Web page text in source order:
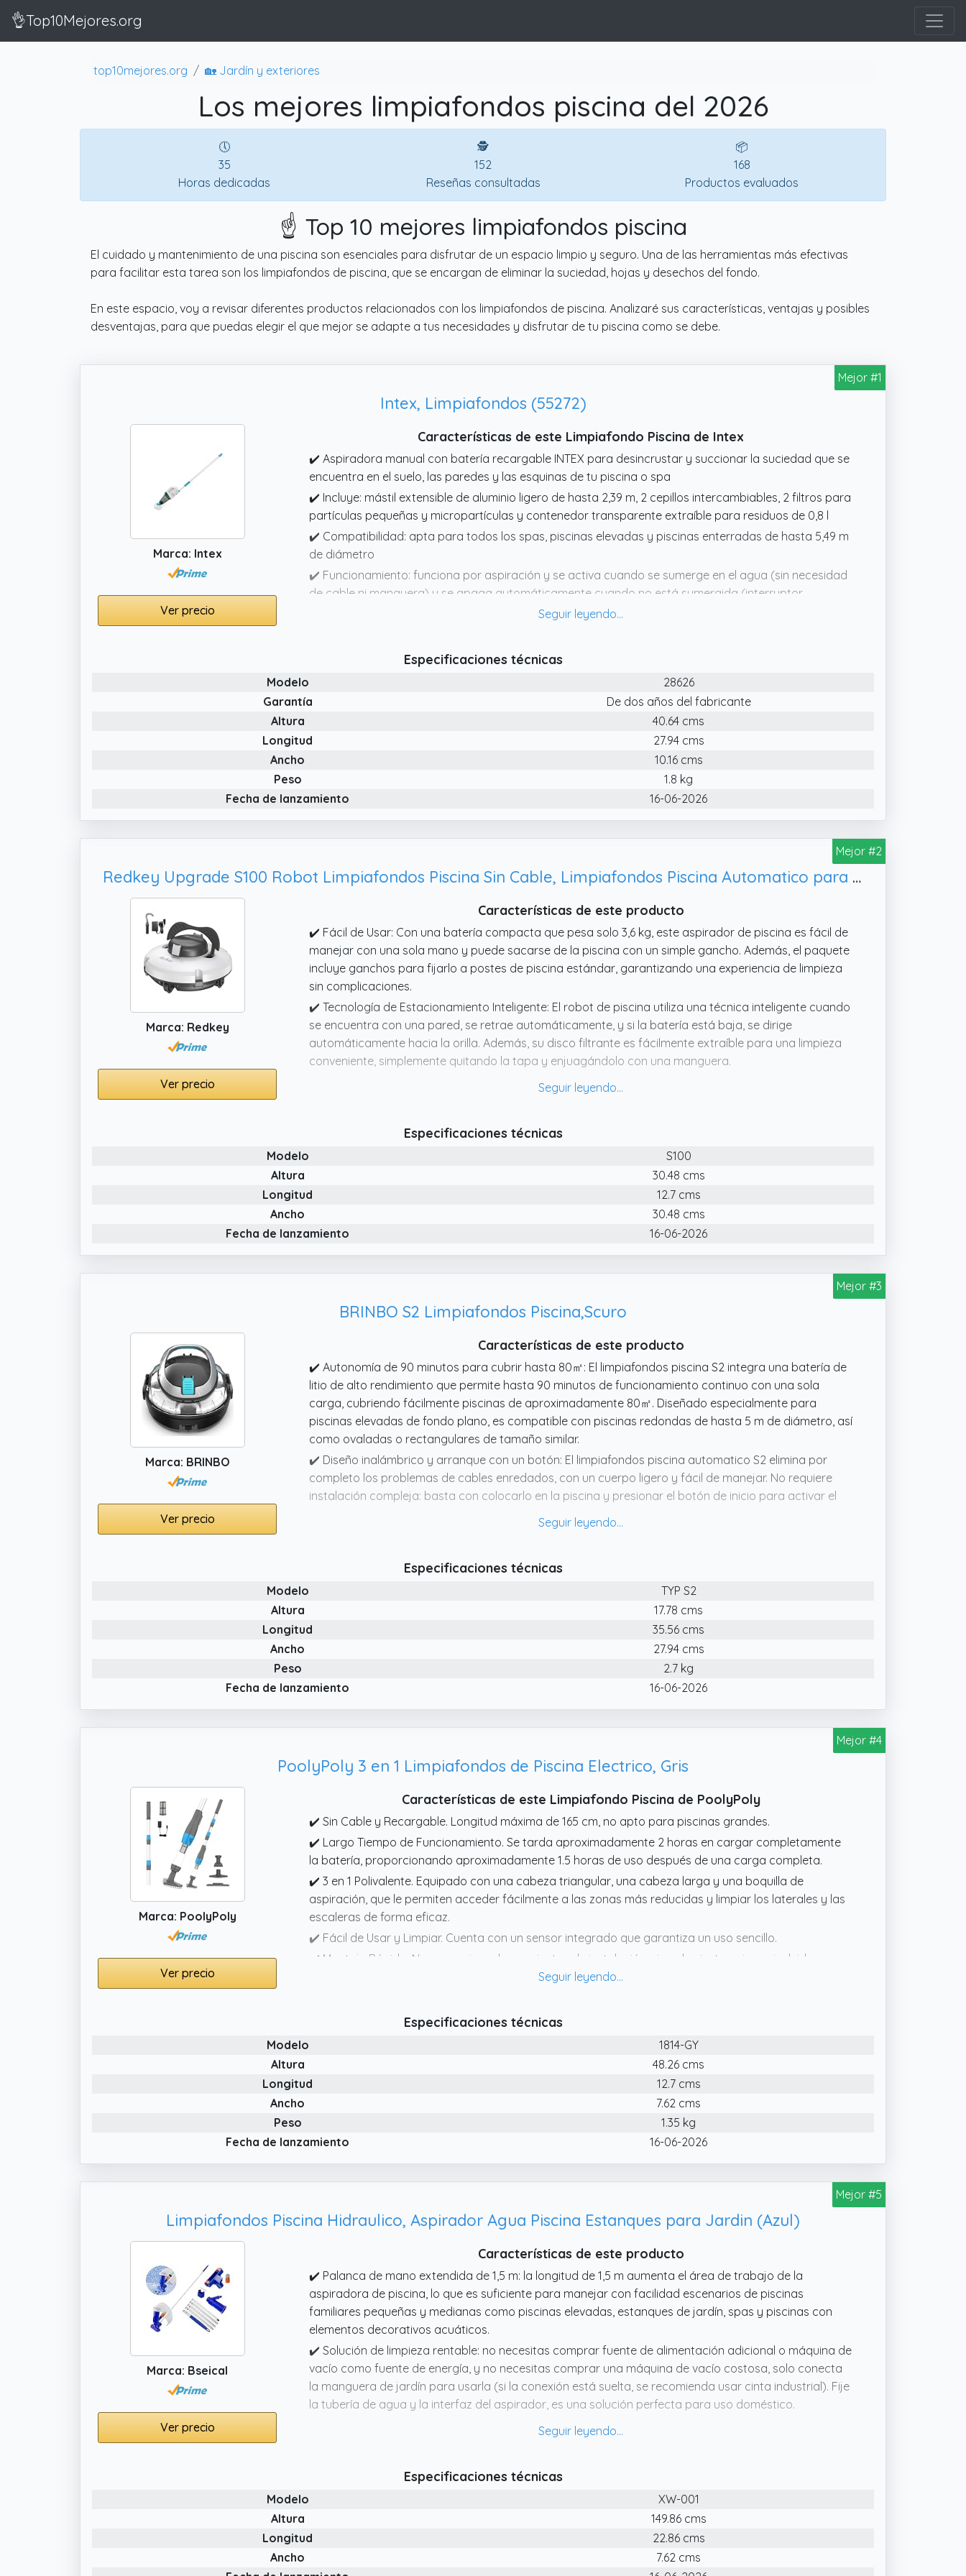
👌Top10Mejores.org
top10mejores.org 🏡 Jardín y exteriores
Los mejores limpiafondos piscina del 2026
🕔
35
Horas dedicadas
🕵
152
Reseñas consultadas
📦
168
Productos evaluados
☝️ Top 10 mejores limpiafondos piscina
El cuidado y mantenimiento de una piscina son esenciales para disfrutar de un espacio limpio y seguro. Una de las herramientas más efectivas
para facilitar esta tarea son los limpiafondos de piscina, que se encargan de eliminar la suciedad, hojas y desechos del fondo.
En este espacio, voy a revisar diferentes productos relacionados con los limpiafondos de piscina. Analizaré sus características, ventajas y posibles
desventajas, para que puedas elegir el que mejor se adapte a tus necesidades y disfrutar de tu piscina como se debe.
Mejor #1
Intex, Limpiafondos (55272)
Marca: Intex
Ver precio
Características de este Limpiafondo Piscina de Intex
✔️ Aspiradora manual con batería recargable INTEX para desincrustar y succionar la suciedad que se
encuentra en el suelo, las paredes y las esquinas de tu piscina o spa
✔️ Incluye: mástil extensible de aluminio ligero de hasta 2,39 m, 2 cepillos intercambiables, 2 filtros para
partículas pequeñas y micropartículas y contenedor transparente extraíble para residuos de 0,8 l
✔️ Compatibilidad: apta para todos los spas, piscinas elevadas y piscinas enterradas de hasta 5,49 m
de diámetro
✔️ Funcionamiento: funciona por aspiración y se activa cuando se sumerge en el agua (sin necesidad
de cable ni manguera) y se apaga automáticamente cuando no está sumergida (interruptor
impermeable IPX8 para mayor protección contra la inmersión en agua)
Especificaciones técnicas
Modelo
28626
Garantía
De dos años del fabricante
Altura
40.64 cms
Longitud
27.94 cms
Ancho
10.16 cms
Peso
1.8 kg
Fecha de lanzamiento
16-06-2026
Mejor #2
Redkey Upgrade S100 Robot Limpiafondos Piscina Sin Cable, Limpiafondos Piscina Automatico para Piscinas de hasta 120㎡
Marca: Redkey
Ver precio
Características de este producto
✔️ Fácil de Usar: Con una batería compacta que pesa solo 3,6 kg, este aspirador de piscina es fácil de
manejar con una sola mano y puede sacarse de la piscina con un simple gancho. Además, el paquete
incluye ganchos para fijarlo a postes de piscina estándar, garantizando una experiencia de limpieza
sin complicaciones.
✔️ Tecnología de Estacionamiento Inteligente: El robot de piscina utiliza una técnica inteligente cuando
se encuentra con una pared, se retrae automáticamente, y si la batería está baja, se dirige
automáticamente hacia la orilla. Además, su disco filtrante es fácilmente extraíble para una limpieza
conveniente, simplemente quitando la tapa y enjuagándolo con una manguera.
✔️ 18° Capacidad de Escalada & 200 Min de Autonomía Continua: Robot limpiafondos ideal con
poliéster) y formas (redondas, rectangulares u ovaladas).
✔️ Robot de Piscina Inalámbrico: Redkey limpiador de piscina ofrece una experiencia sin cables
gracias a su batería de larga duración, permitiendo un funcionamiento ininterrumpido de hasta 200
minutos con una carga completa de solo 34 horas. Con solo pulsar un botón, el limpiador totalmente
automático garantiza una limpieza impecable, manteniendo su piscina siempre reluciente.
✔️ Limpieza Eficiente: Equipado con tracción de dos ruedas, dos limpiadores de suelo y un filtro fino
Especificaciones técnicas
Modelo
S100
Altura
30.48 cms
Longitud
12.7 cms
Ancho
30.48 cms
Fecha de lanzamiento
16-06-2026
Mejor #3
BRINBO S2 Limpiafondos Piscina,Scuro
Marca: BRINBO
Ver precio
Características de este producto
✔️ Autonomía de 90 minutos para cubrir hasta 80㎡: El limpiafondos piscina S2 integra una batería de
litio de alto rendimiento que permite hasta 90 minutos de funcionamiento continuo con una sola
carga, cubriendo fácilmente piscinas de aproximadamente 80㎡. Diseñado especialmente para
piscinas elevadas de fondo plano, es compatible con piscinas redondas de hasta 5 m de diámetro, así
como ovaladas o rectangulares de tamaño similar.
✔️ Diseño inalámbrico y arranque con un botón: El limpiafondos piscina automatico S2 elimina por
completo los problemas de cables enredados, con un cuerpo ligero y fácil de manejar. No requiere
instalación compleja: basta con colocarlo en la piscina y presionar el botón de inicio para activar el
succión que trabajan de forma coordinada para alcanzar una potente succión de hasta 1928 GPH,
absorbiendo eficazmente hojas, arena y polvo fino. Su diseño optimizado y aerodinámico reduce la
resistencia al agua, garantizando un desplazamiento estable y suave en el fondo de la piscina.
✔️ Estacionamiento automático con batería baja y carga rápida: El aspirador piscina S2 cuenta con
un sistema de detección inteligente que, al finalizar la limpieza o cuando la batería es baja, se detiene
automáticamente junto al borde de la piscina para facilitar su extracción. Solo necesita 2,5 horas
para una carga completa y, con un peso ligero de 3 kg, se adapta perfectamente a las necesidades
con precisión impurezas de distintos tamaños. El cuerpo transparente permite observar en tiempo
real la acumulación de suciedad, mientras que la cesta de 2 L reduce la frecuencia de limpieza y el
filtro admite enjuague rápido.
Especificaciones técnicas
Modelo
TYP S2
Altura
17.78 cms
Longitud
35.56 cms
Ancho
27.94 cms
Peso
2.7 kg
Fecha de lanzamiento
16-06-2026
Mejor #4
PoolyPoly 3 en 1 Limpiafondos de Piscina Electrico, Gris
Marca: PoolyPoly
Ver precio
Características de este Limpiafondo Piscina de PoolyPoly
✔️ Sin Cable y Recargable. Longitud máxima de 165 cm, no apto para piscinas grandes.
✔️ Largo Tiempo de Funcionamiento. Se tarda aproximadamente 2 horas en cargar completamente
la batería, proporcionando aproximadamente 1.5 horas de uso después de una carga completa.
✔️ 3 en 1 Polivalente. Equipado con una cabeza triangular, una cabeza larga y una boquilla de
aspiración, que le permiten acceder fácilmente a las zonas más reducidas y limpiar los laterales y las
escaleras de forma eficaz.
✔️ Fácil de Usar y Limpiar. Cuenta con un sensor integrado que garantiza un uso sencillo.
✔️ Montaje Rápido. No se requieren herramientas de instalación, sigue las instrucciones incluidas para
instalar tu nueva aspiradora de mano en minutos y luego comienza a usarla para limpiar tu piscina.
Especificaciones técnicas
Modelo
1814-GY
Altura
48.26 cms
Longitud
12.7 cms
Ancho
7.62 cms
Peso
1.35 kg
Fecha de lanzamiento
16-06-2026
Mejor #5
Limpiafondos Piscina Hidraulico, Aspirador Agua Piscina Estanques para Jardin (Azul)
Marca: Bseical
Ver precio
Características de este producto
✔️ Palanca de mano extendida de 1,5 m: la longitud de 1,5 m aumenta el área de trabajo de la
aspiradora de piscina, lo que es suficiente para manejar con facilidad escenarios de piscinas
familiares pequeñas y medianas como piscinas elevadas, estanques de jardín, spas y piscinas con
elementos decorativos acuáticos.
✔️ Solución de limpieza rentable: no necesitas comprar fuente de alimentación adicional o máquina de
vacío como fuente de energía, y no necesitas comprar una máquina de vacío costosa, solo conecta
la manguera de jardín para usarla (si la conexión está suelta, se recomienda usar cinta industrial). Fije
la tubería de agua y la interfaz del aspirador, es una solución perfecta para uso doméstico.
✔️ Atención especial: 1. La conexión de la aspiradora de piscina debe conectarse a una manguera de
proceso de instalación de los accesorios del aspirador. La combinación entre los accesorios es más
firme y lo suficientemente estable como para soportar una fuerte presión de agua y presión de aire al
✔️ Principio de funcionamiento: esta aspiradora de piscina utiliza una manguera de jardín como
fuente de energía (nota: se requiere una manguera de jardín con un diámetro interno de 12 mm para
Especificaciones técnicas
Modelo
XW-001
Altura
149.86 cms
Longitud
22.86 cms
Ancho
7.62 cms